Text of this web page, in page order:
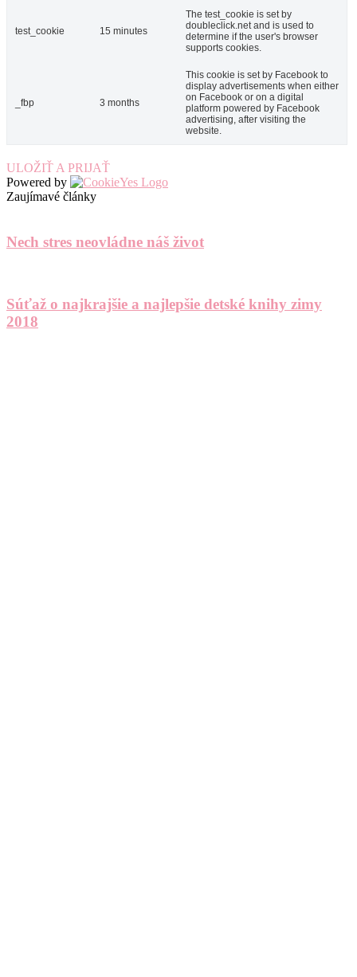
test_cookie 15 minutes
The test_cookie is set by
doubleclick.net and is used to
determine if the user's browser
supports cookies.
_fbp 3 months
This cookie is set by Facebook to
display advertisements when either
on Facebook or on a digital
platform powered by Facebook
advertising, after visiting the
website.
ULOŽIŤ A PRIJAŤ
Powered by
Zaujímavé články
Nech stres neovládne náš život
Súťaž o najkrajšie a najlepšie detské knihy zimy
2018